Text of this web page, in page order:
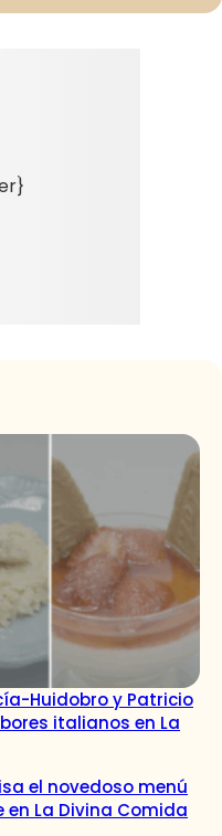
Huidobro y Patricio
italianos en La
el novedoso menú
en La Divina Comida